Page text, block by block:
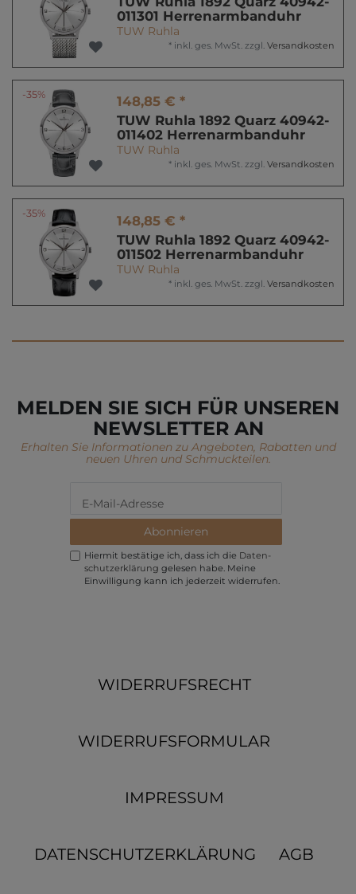
011301 Herrenarmbanduhr
TUW Ruhla
* inkl. ges. MwSt. zzgl. Versandkosten
-35%
148,85 € *
TUW Ruhla 1892 Quarz 40942-
011402 Herrenarmbanduhr
TUW Ruhla
* inkl. ges. MwSt. zzgl. Versandkosten
-35%
148,85 € *
TUW Ruhla 1892 Quarz 40942-
011502 Herrenarmbanduhr
TUW Ruhla
* inkl. ges. MwSt. zzgl. Versandkosten
MELDEN SIE SICH FÜR UNSEREN
NEWSLETTER AN
Erhalten Sie Informationen zu Angeboten, Rabatten und
neuen Uhren und Schmuckteilen.
Abonnieren
Hiermit bestätige ich, dass ich die Daten­
schutz­erklärung gelesen habe. Meine
Einwilligung kann ich jederzeit widerrufen.
WIDERRUFSRECHT
WIDERRUFSFORMULAR
IMPRESSUM
DATENSCHUTZERKLÄRUNG AGB